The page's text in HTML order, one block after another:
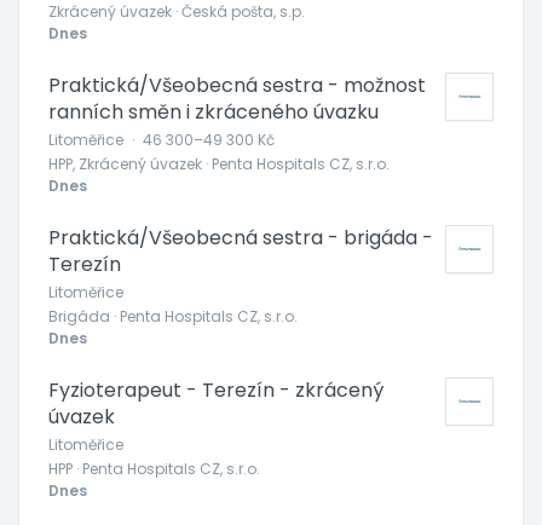
Zkrácený úvazek · Česká pošta, s.p.
Dnes
Praktická/Všeobecná sestra - možnost
ranních směn i zkráceného úvazku
Litoměřice · 46 300–49 300 Kč
HPP, Zkrácený úvazek · Penta Hospitals CZ, s.r.o.
Dnes
Praktická/Všeobecná sestra - brigáda -
Terezín
Litoměřice
Brigáda · Penta Hospitals CZ, s.r.o.
Dnes
Fyzioterapeut - Terezín - zkrácený
úvazek
Litoměřice
HPP · Penta Hospitals CZ, s.r.o.
Dnes